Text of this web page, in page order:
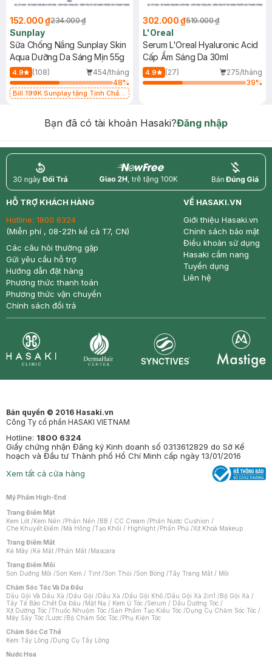
152.000 ₫234.000 ₫
Sunplay
Sữa Chống Nắng Sunplay Skin
Aqua Dưỡng Da Sáng Mịn 55g
4.9 (108)
454/tháng
48%
Bill 199K Sunplay tặng Tinh Chất
302.000 ₫519.000 ₫
L'Oreal
Serum L'Oreal Hyaluronic Acid
Cấp Ẩm Sáng Da 30ml
4.9 (27)
275/tháng
39%
Bạn đã có tài khoản Hasaki?Đăng nhập
return nowfree price
HỖ TRỢ KHÁCH HÀNG
Hotline: 1800 6324
(Miễn phí , 08-22h kể cả T7, CN)
Các câu hỏi thường gặp
Gửi yêu cầu hỗ trợ
Hướng dẫn đặt hàng
Phương thức thanh toán
Phương thức vận chuyển
Chính sách đổi trả
VỀ HASAKI.VN
Giới thiệu Hasaki.vn
Chính sách bảo mật
Điều khoản sử dụng
Hasaki cẩm nang
Tuyển dụng
Liên hệ
Bản quyền © 2016 Hasaki.vn
Công Ty cổ phần HASAKI VIETNAM
Hotline: 1800 6324
Giấy chứng nhận Đăng ký Kinh doanh số 0313612829 do Sở Kế
hoạch và Đầu tư Thành phố Hồ Chí Minh cấp ngày 13/01/2016
Xem tất cả cửa hàng
Mỹ Phẩm High-End
Trang Điểm Mặt
Kem Lót /Kem Nền /Phấn Nền /BB / CC Cream /Phấn Nước Cushion /
Che Khuyết Điểm /Má Hồng /Tạo Khối / Highlight /Phấn Phủ /Xịt Khoá Makeup
Trang Điểm Mắt
Kẻ Mày /Kẻ Mắt /Phấn Mắt /Mascara
Trang Điểm Môi
Son Dưỡng Môi /Son Kem / Tint /Son Thỏi /Son Bóng /Tẩy Trang Mắt / Môi
Chăm Sóc Tóc Và Da Đầu
Dầu Gội Và Dầu Xả /Dầu Gội /Dầu Xả /Dầu Gội Khô /Dầu Gội Xả 2in1 /Bộ Gội Xả /
Tẩy Tế Bào Chết Da Đầu /Mặt Nạ / Kem Ủ Tóc /Serum / Dầu Dưỡng Tóc /
Xịt Dưỡng Tóc /Thuốc Nhuộm Tóc /Sản Phẩm Tạo Kiểu Tóc /Dụng Cụ Chăm Sóc Tóc /
Máy Sấy Tóc /Lược /Bộ Chăm Sóc Tóc /Phụ Kiện Tóc
Chăm Sóc Cơ Thể
Kem Tẩy Lông /Dụng Cụ Tẩy Lông
Nước Hoa